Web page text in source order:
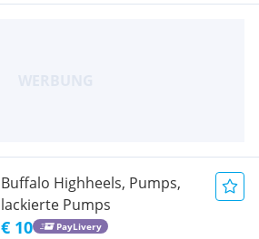
Buffalo Highheels, Pumps,
lackierte Pumps
€ 10 PayLivery